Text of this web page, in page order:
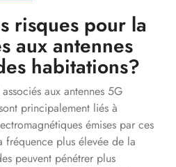
risques pour la
aux antennes
habitations?
aux antennes 5G
principalement liés à
émises par ces
fréquence plus élevée de la
peuvent pénétrer plus